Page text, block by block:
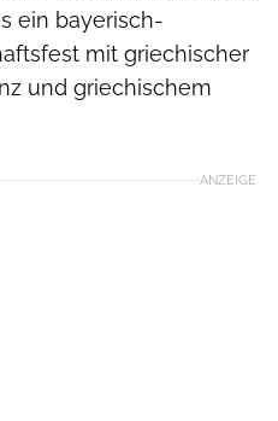
ein bayerisch-
mit griechischer
und griechischem
ANZEIGE